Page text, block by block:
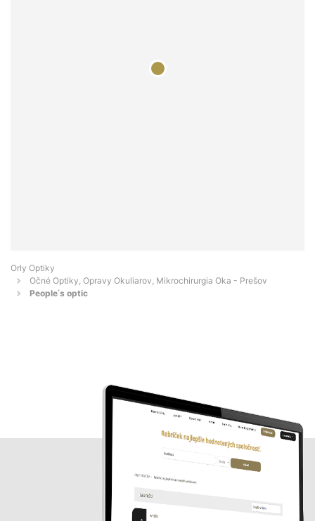
Orly Optiky
Očné Optiky, Opravy Okuliarov, Mikrochirurgia Oka - Prešov
People ́s optic